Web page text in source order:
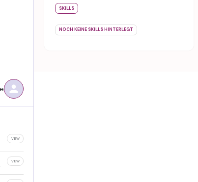
SKILLS
NOCH KEINE SKILLS HINTERLEGT
VIEW
Unternehmer VIEW